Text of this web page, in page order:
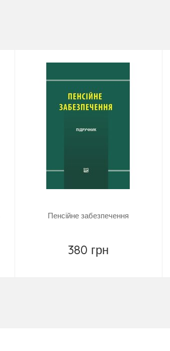
Пенсійне забезпечення
380 грн